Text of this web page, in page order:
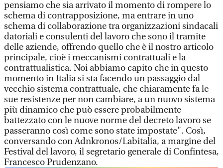
pensiamo che sia arrivato il momento di rompere lo
schema di contrapposizione, ma entrare in uno
schema di collaborazione tra organizzazioni sindacali
datoriali e consulenti del lavoro che sono il tramite
delle aziende, offrendo quello che è il nostro articolo
principale, cioè i meccanismi contrattuali e la
contrattualistica. Noi abbiamo capito che in questo
momento in Italia si sta facendo un passaggio dal
vecchio sistema contrattuale, che chiaramente fa le
sue resistenze per non cambiare, a un nuovo sistema
più dinamico che può essere probabilmente
battezzato con le nuove norme del decreto lavoro se
passeranno così come sono state impostate". Così,
conversando con Adnkronos/Labitalia, a margine del
Festival del lavoro, il segretario generale di Confintesa,
Francesco Prudenzano.